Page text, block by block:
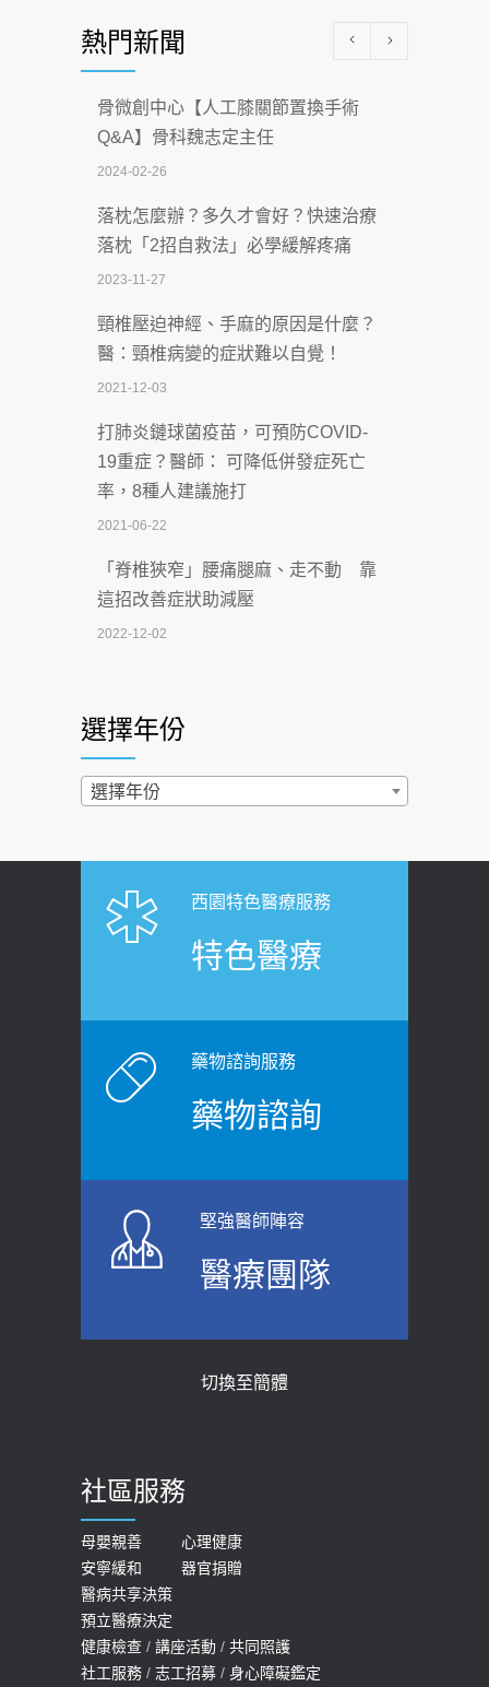
科能量
2026-07-08
沒菸酒也瀕臨洗腎？65歲男靠「這習
慣」逆轉腎功能 醫揭3招救命
2026-07-08
體溫飆破41度！醫連收兩例中暑病例：
致死率達8成
2026-07-07
深耕萬華55年 西園醫院回顧發展歷程與
智慧 醫療布局
2026-07-06
【115年臺北市「防癌保衛戰：健康好禮
一手刮」】 宣導
2026-07-02
2026-07-02
4連霸議員黃秋澤癌逝！食道癌為何奪命
西園醫院55周年 7／10捐血公益活動 邀
民眾熱血響應
2026-06-30
健康肛門痛都是痔瘡?醫談瘍瘍瘻管與肛
裂差異 逾50歲民眾可做1事
原則避免血糖血壓飆高
2026-06-08
上班常待在冷氣房？小心泌尿道感染
醫示警：1病症嚴重恐喪命
2026-05-21
女性必看國健署公費懶人包！這幾項檢
查完全免費 沒做虧大了
2026-05-14
熱門新聞
骨微創中心【人工膝關節置換手術
Q&A】骨科魏志定主任
2024-02-26
落枕怎麼辦？多久才會好？快速治療
落枕「2招自救法」必學緩解疼痛
2023-11-27
頸椎壓迫神經、手麻的原因是什麼？
醫：頸椎病變的症狀難以自覺！
2021-12-03
打肺炎鏈球菌疫苗，可預防COVID-
19重症？醫師： 可降低併發症死亡
率，8種人建議施打
2021-06-22
「脊椎狹窄」腰痛腿麻、走不動 靠
這招改善症狀助減壓
2022-12-02
2022-02-17
過量維生素D和鈣恐罹癌? 醫師釋
「落枕」不要大力按脖子！ 1招「伸
展運動」預防落枕
老後睡不好、夜間易跌倒
2021-03-05
骨科魏志定主任接受專訪 【年代電視
質密度檢查！醫：注意5重點可逆轉
膝蓋退化有9大部位 骨科醫坦言：不
一定得換人工關節
2019-10-08
20歲迪士尼男星因癲癇猝逝 老人小
孩最好發、醫師點出8大前兆
2019-07-09
選擇年份
選擇年份
西園特色醫療服務
特色醫療
藥物諮詢服務
藥物諮詢
堅強醫師陣容
醫療團隊
切換至簡體
社區服務
母嬰親善
心理健康
安寧緩和
器官捐贈
醫病共享決策
預立醫療決定
健康檢查 / 講座活動 / 共同照護
社工服務 / 志工招募 / 身心障礙鑑定